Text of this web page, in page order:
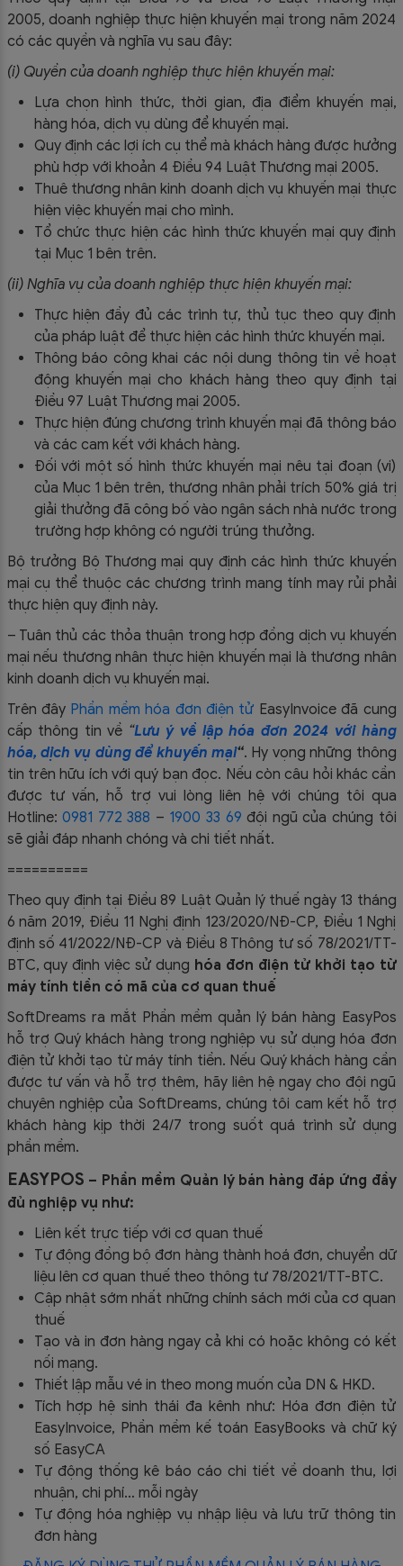
2005, doanh nghiệp thực hiện khuyến mại trong năm 2024
có các quyền và nghĩa vụ sau đây:
(i) Quyền của doanh nghiệp thực hiện khuyến mại:
Lựa chọn hình thức, thời gian, địa điểm khuyến mại,
hàng hóa, dịch vụ dùng để khuyến mại.
Quy định các lợi ích cụ thể mà khách hàng được hưởng
phù hợp với khoản 4 Điều 94 Luật Thương mại 2005.
Thuê thương nhân kinh doanh dịch vụ khuyến mại thực
hiện việc khuyến mại cho mình.
Tổ chức thực hiện các hình thức khuyến mại quy định
tại Mục 1 bên trên.
(ii) Nghĩa vụ của doanh nghiệp thực hiện khuyến mại:
Thực hiện đầy đủ các trình tự, thủ tục theo quy định
của pháp luật để thực hiện các hình thức khuyến mại.
Thông báo công khai các nội dung thông tin về hoạt
động khuyến mại cho khách hàng theo quy định tại
Điều 97 Luật Thương mại 2005.
Thực hiện đúng chương trình khuyến mại đã thông báo
và các cam kết với khách hàng.
Đối với một số hình thức khuyến mại nêu tại đoạn (vi)
của Mục 1 bên trên, thương nhân phải trích 50% giá trị
giải thưởng đã công bố vào ngân sách nhà nước trong
trường hợp không có người trúng thưởng.
Bộ trưởng Bộ Thương mại quy định các hình thức khuyến
mại cụ thể thuộc các chương trình mang tính may rủi phải
thực hiện quy định này.
– Tuân thủ các thỏa thuận trong hợp đồng dịch vụ khuyến
mại nếu thương nhân thực hiện khuyến mại là thương nhân
kinh doanh dịch vụ khuyến mại.
Trên đây Phần mềm hóa đơn điện tử EasyInvoice đã cung
cấp thông tin về “Lưu ý về lập hóa đơn 2024 với hàng
hóa, dịch vụ dùng để khuyến mại“. Hy vọng những thông
tin trên hữu ích với quý bạn đọc. Nếu còn câu hỏi khác cần
được tư vấn, hỗ trợ vui lòng liên hệ với chúng tôi qua
Hotline:0981 772 388 – 1900 33 69 đội ngũ của chúng tôi
sẽ giải đáp nhanh chóng và chi tiết nhất.
==========
Theo quy định tại Điều 89 Luật Quản lý thuế ngày 13 tháng
6 năm 2019, Điều 11 Nghị định 123/2020/NĐ-CP, Điều 1 Nghị
định số 41/2022/NĐ-CP và Điều 8 Thông tư số 78/2021/TT-
BTC, quy định việc sử dụng hóa đơn điện tử khởi tạo từ
máy tính tiền có mã của cơ quan thuế
SoftDreams ra mắt Phần mềm quản lý bán hàng EasyPos
hỗ trợ Quý khách hàng trong nghiệp vụ sử dụnghóa đơn
điện tử khởi tạo từ máy tính tiền. Nếu Quý khách hàng cần
được tư vấn và hỗ trợ thêm, hãy liên hệ ngay cho đội ngũ
chuyên nghiệp của SoftDreams, chúng tôi cam kết hỗ trợ
khách hàng kịp thời 24/7 trong suốt quá trình sử dụng
phần mềm.
EASYPOS – Phần mềm Quản lý bán hàng đáp ứng đầy
đủ nghiệp vụ như:
Liên kết trực tiếp với cơ quan thuế
Tự động đồng bộ đơn hàng thành hoá đơn, chuyển dữ
liệu lên cơ quan thuế theo thông tư 78/2021/TT-BTC.
Cập nhật sớm nhất những chính sách mới của cơ quan
thuế
Tạo và in đơn hàng ngay cả khi có hoặc không có kết
nối mạng.
Thiết lập mẫu vé in theo mong muốn của DN & HKD.
Tích hợp hệ sinh thái đa kênh như: Hóa đơn điện tử
EasyInvoice, Phần mềm kế toán EasyBooks và chữ ký
số EasyCA
Tự động thống kê báo cáo chi tiết về doanh thu, lợi
nhuận, chi phí… mỗi ngày
Tự động hóa nghiệp vụ nhập liệu và lưu trữ thông tin
đơn hàng